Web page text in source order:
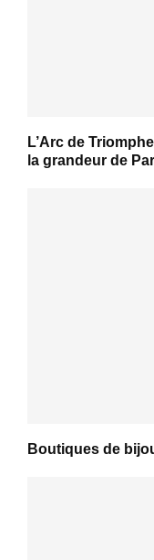
L’Arc de
la grandeur de
Boutiques de